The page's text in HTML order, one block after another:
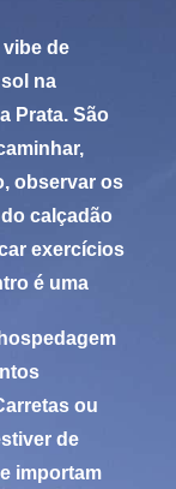
de
na
Prata. São
observar os
calçadão
exercícios
é uma
ou
de
importam